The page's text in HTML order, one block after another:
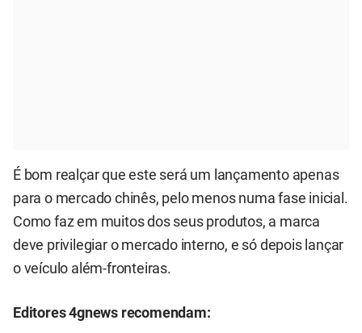
É bom realçar que este será um lançamento apenas
para o mercado chinês, pelo menos numa fase inicial.
Como faz em muitos dos seus produtos, a marca
deve privilegiar o mercado interno, e só depois lançar
o veículo além-fronteiras.
Editores 4gnews recomendam: